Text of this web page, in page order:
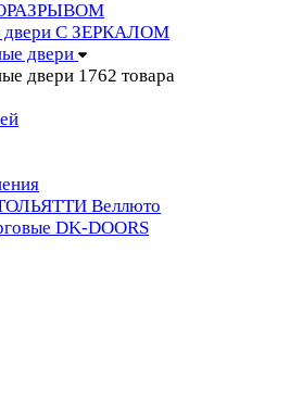
двери С ЗЕРКАЛОМ
двери
двери 1762 товара
Веллюто
DK-DOORS